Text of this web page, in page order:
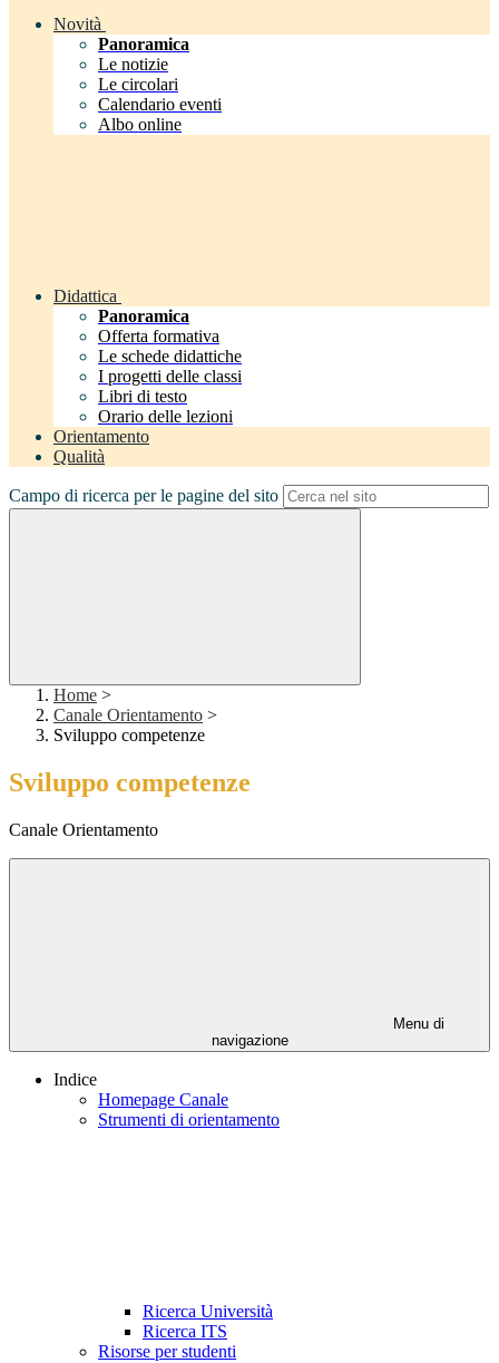
Novità
Panoramica
Le notizie
Le circolari
Calendario eventi
Albo online
Didattica
Panoramica
Offerta formativa
Le schede didattiche
I progetti delle classi
Libri di testo
Orario delle lezioni
Orientamento
Qualità
Campo di ricerca per le pagine del sito
Home >
Canale Orientamento >
Sviluppo competenze
Sviluppo competenze
Canale Orientamento
Menu di
navigazione
Indice
Homepage Canale
Strumenti di orientamento
Ricerca Università
Ricerca ITS
Risorse per studenti